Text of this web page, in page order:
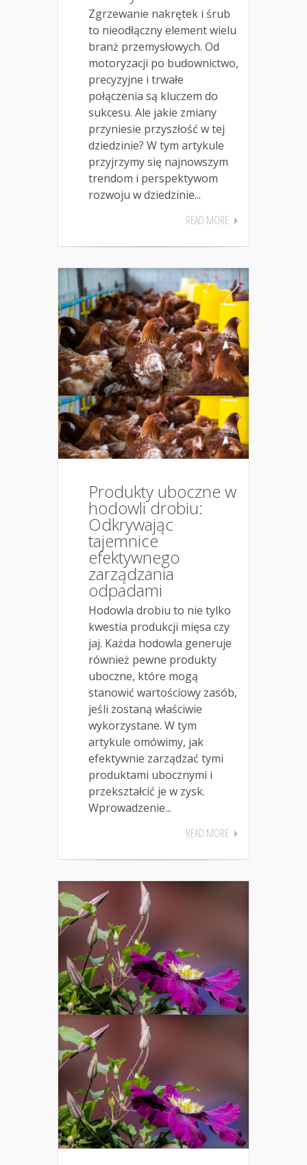
Zgrzewanie nakrętek i śrub
to nieodłączny element wielu
branż przemysłowych. Od
motoryzacji po budownictwo,
precyzyjne i trwałe
połączenia są kluczem do
sukcesu. Ale jakie zmiany
przyniesie przyszłość w tej
dziedzinie? W tym artykule
przyjrzymy się najnowszym
trendom i perspektywom
rozwoju w dziedzinie...
READ MORE
Produkty uboczne w
hodowli drobiu:
Odkrywając
tajemnice
efektywnego
zarządzania
odpadami
Hodowla drobiu to nie tylko
kwestia produkcji mięsa czy
jaj. Każda hodowla generuje
również pewne produkty
uboczne, które mogą
stanowić wartościowy zasób,
jeśli zostaną właściwie
wykorzystane. W tym
artykule omówimy, jak
efektywnie zarządzać tymi
produktami ubocznymi i
przekształcić je w zysk.
Wprowadzenie...
READ MORE